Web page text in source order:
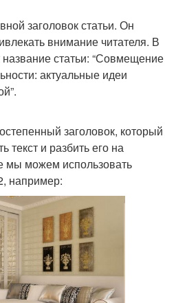
заголовок статьи. Он
внимание читателя. В
статьи: “Совмещение
актуальные идеи
заголовок, который
текст и разбить его на
мы можем использовать
например: